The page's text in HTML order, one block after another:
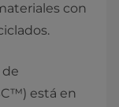
con
está en